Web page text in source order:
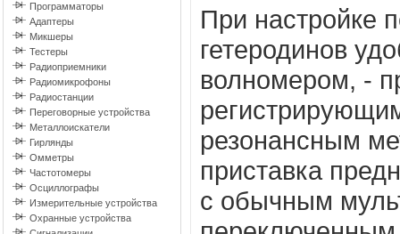
Программаторы
Адаптеры
Микшеры
Тестеры
Радиоприемники
Радиомикрофоны
Радиостанции
Переговорные устройства
Металлоискатели
Гирлянды
Омметры
Частотомеры
Осциллографы
Измерительные устройства
Охранные устройства
При настройке
гетеродинов
волномером, -
резонансным
приставка
с обычным